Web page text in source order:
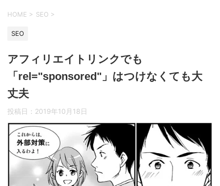
HOME > SEO >
SEO
アフィリエイトリンクでも
「rel="sponsored"」はつけなくても大
丈夫
投稿日： 2019年10月18日